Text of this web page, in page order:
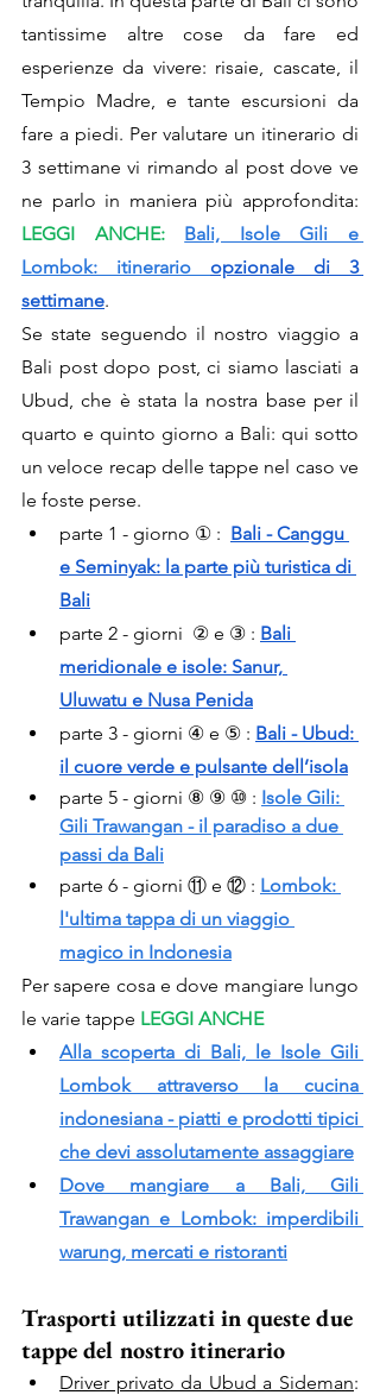
tantissime altre cose da fare ed
esperienze da vivere: risaie, cascate, il
Tempio Madre, e tante escursioni da
fare a piedi. Per valutare un itinerario di
3 settimane vi rimando al post dove ve
LEGGI ANCHE:
Bali, Isole Gili e
Lombok: itinerario
opzionale di 3
settimane.
Se state seguendo il nostro viaggio a
Bali post dopo post, ci siamo lasciati a
Ubud, che è stata la nostra base per il
quarto e quinto giorno a Bali: qui sotto
un veloce recap delle tappe nel caso ve
le foste perse.
parte 1 - giorno ① : Bali - Canggu
e Seminyak: la parte più turistica di
Bali
parte 2 - giorni  ② e ③ : Bali
meridionale e isole: Sanur,
Uluwatu e Nusa Penida
parte 3 - giorni ④ e ⑤ : Bali - Ubud:
il cuore verde e pulsante dell’isola
parte 5 - giorni ⑧ ⑨ ⑩ : Isole Gili:
Gili Trawangan - il paradiso a due
passi da Bali
parte 6 - giorni ⑪ e ⑫ : Lombok:
l'ultima tappa di un viaggio
magico in Indonesia
Per sapere cosa e dove mangiare lungo
le varie tappe LEGGI ANCHE
Alla scoperta di Bali, le Isole Gili
Lombok attraverso la cucina
indonesiana - piatti e prodotti tipici
che devi assolutamente assaggiare
Dove mangiare a Bali, Gili
Trawangan e Lombok: imperdibili
warung, mercati e ristoranti
Trasporti utilizzati in queste due
tappe del nostro itinerario
Driver privato da Ubud a Sideman: